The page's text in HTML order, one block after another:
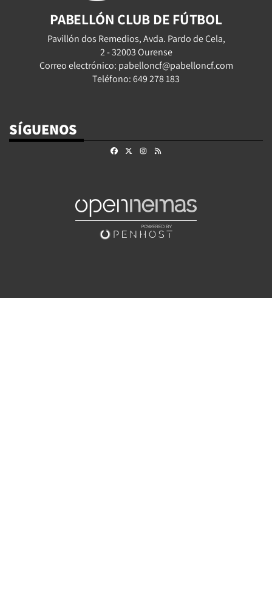
PABELLÓN CLUB DE FÚTBOL
Pavillón dos Remedios, Avda. Pardo de Cela,
2 - 32003 Ourense
Correo electrónico: pabelloncf@pabelloncf.com
Teléfono: 649 278 183
SÍGUENOS
FacebookInstagram